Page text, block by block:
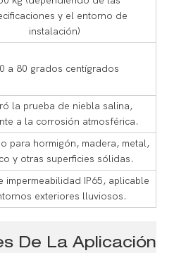
y el entorno de
instalación)
a 80 grados centígrados
la prueba de niebla salina,
a la corrosión atmosférica.
para hormigón, madera, metal,
y otras superficies sólidas.
impermeabilidad IP65, aplicable
exteriores lluviosos.
De La Aplicación